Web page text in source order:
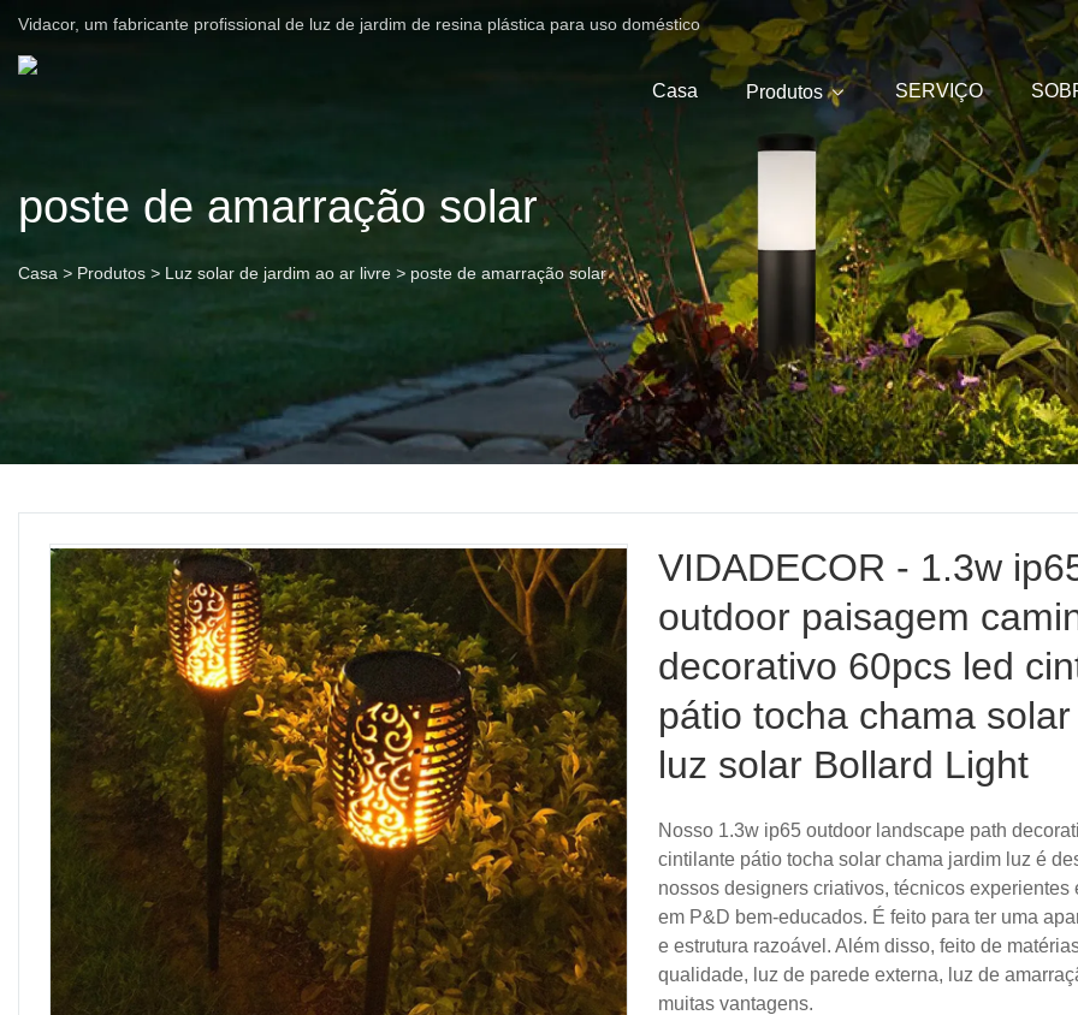
Vidacor, um fabricante profissional de luz de jardim de resina plástica para uso doméstico
Casa Produtos SERVIÇO
poste de amarração solar
Casa > Produtos > Luz solar de jardim ao ar livre > poste de amarração solar
VIDADECOR - 1.3w
outdoor paisagem
decorativo 60pcs led
pátio tocha chama
luz solar Bollard Light
Nosso 1.3w ip65 outdoor landscape path
cintilante pátio tocha solar chama jardim luz é
nossos designers criativos, técnicos experientes
em P&D bem-educados. É feito para ter uma
e estrutura razoável. Além disso, feito de
qualidade, luz de parede externa, luz de
muitas vantagens.